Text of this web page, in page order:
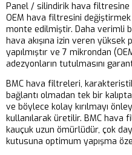
Panel / silindirik hava filtresine
OEM hava filtresini
monte edilmiştir. Daha verimli
hava akışına izin veren
yapılmıştır ve 7 mikrondan
adezyonların tutulmasını
BMC hava filtreleri,
bağlantı olmadan tek bir
ve böylece kolay kırılmayı
kullanılarak üretilir. BMC hava
kauçuk uzun ömürlüdür, çok
kutusuna optimum yapışma